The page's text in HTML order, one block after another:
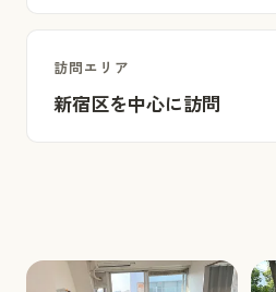
訪問エリア
新宿区を中心に訪問